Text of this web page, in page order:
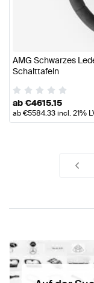
AMG Schwarzes
Schalttafeln
ab€4615.15
ab€5584.33incl. 21%